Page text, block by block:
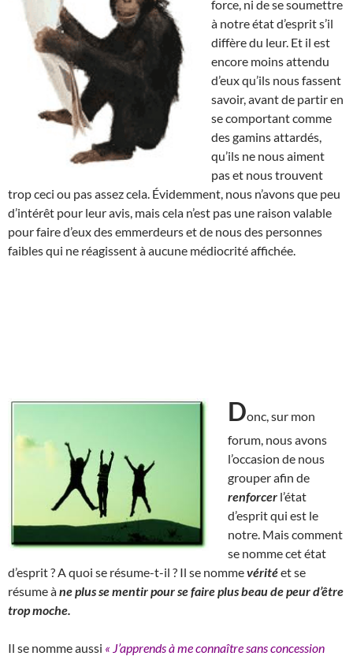
force, ni de se soumettre
à notre état d’esprit s’il
diffère du leur. Et il est
encore moins attendu
d’eux qu’ils nous fassent
savoir, avant de partir en
se comportant comme
des gamins attardés,
qu’ils ne nous aiment
pas et nous trouvent
trop ceci ou pas assez cela. Évidemment, nous n’avons que peu
d’intérêt pour leur avis, mais cela n’est pas une raison valable
pour faire d’eux des emmerdeurs et de nous des personnes
faibles qui ne réagissent à aucune médiocrité affichée.
Donc, sur mon
forum, nous avons
l’occasion de nous
grouper afin de
renforcer l’état
d’esprit qui est le
notre. Mais comment
se nomme cet état
d’esprit ? A quoi se résume-t-il ? Il se nommevéritéet se
résume àne plus se mentir pour se faire plus beau de peur d’être
trop moche.
Il se nomme aussi « J’apprends à me connaître sans concession